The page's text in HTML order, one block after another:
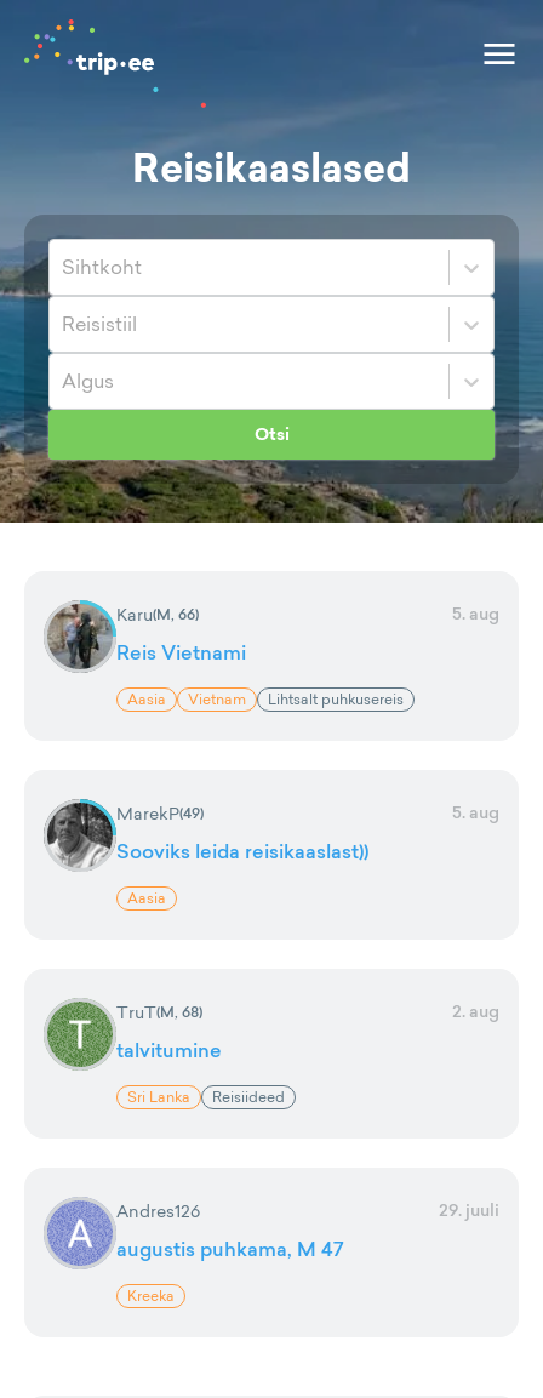
Reisikaaslased
Sihtkoht
Reisistiil
Algus
Otsi
Karu(M, 66) 5. aug
Reis Vietnami
Aasia Vietnam Lihtsalt puhkusereis
MarekP(49) 5. aug
Sooviks leida reisikaaslast))
Aasia
TruT(M, 68) 2. aug
talvitumine
Sri Lanka Reisiideed
Andres126 29. juuli
augustis puhkama, M 47
Kreeka